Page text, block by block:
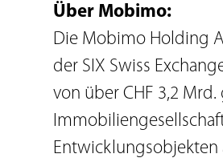
Über Mobimo:
Die Mobimo Holding
der SIX Swiss
von über CHF 3,2
Entwicklungsobjekten